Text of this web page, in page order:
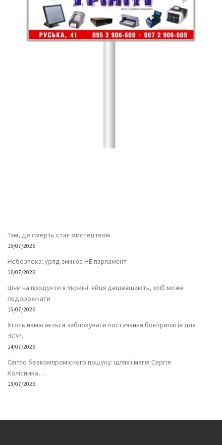
Там, де смерть стає мистецтвом
16/07/2026
Небезпека: уряд змінює НЕ парламент
16/07/2026
Ціни на продукти в Україні: яйця дешевшають, хліб може
подорожчати
15/07/2026
Хтось намагається заблокувати постачання боєприпасів для
ЗСУ?..
14/07/2026
Світло безкомпромісного пошуку: шлях і магія Сергія
Колісника…
13/07/2026